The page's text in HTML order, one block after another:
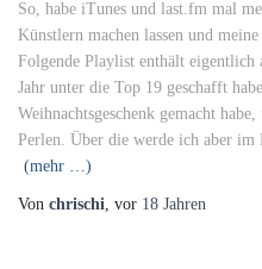
So, habe iTunes und last.fm mal
Künstlern machen lassen und
Folgende Playlist enthält
Jahr unter die Top 19 geschafft
Weihnachtsgeschenk gemacht
Perlen. Über die werde ich aber im
(mehr …)
Von chrischi, vor 18 Jahren